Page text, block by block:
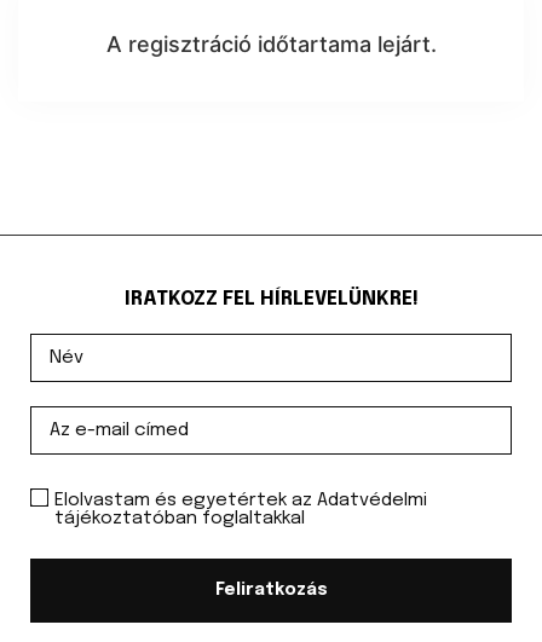
A regisztráció időtartama lejárt.
IRATKOZZ FEL HÍRLEVELÜNKRE!
Elolvastam és egyetértek az Adatvédelmi
tájékoztatóban foglaltakkal
Feliratkozás